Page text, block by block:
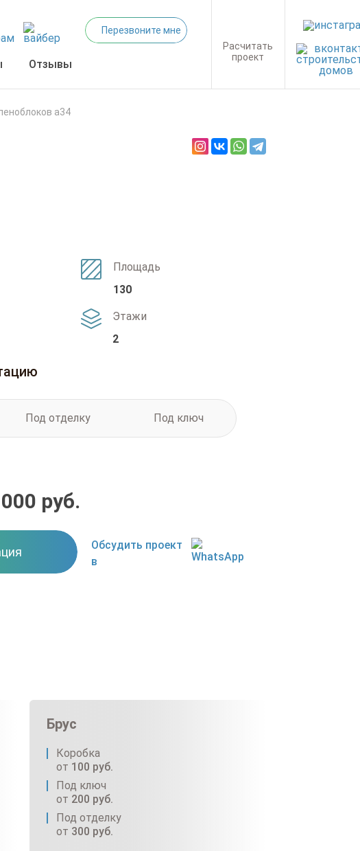
Перезвоните мне
Отзывы
Расчитать
проект
а34
Площадь
130
Этажи
2
Под отделку Под ключ
руб.
Обсудить проект
в
Брус
Коробка
от 100 руб.
Под ключ
от 200 руб.
Под отделку
от 300 руб.